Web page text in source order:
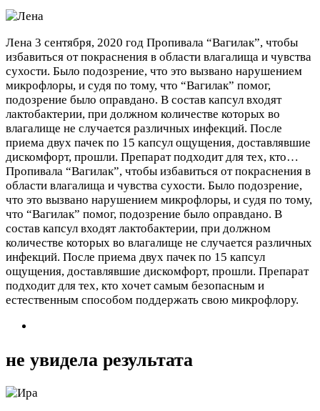
Лена 3 сентября, 2020 год Пропивала “Вагилак”, чтобы
избавиться от покраснения в области влагалища и чувства
сухости. Было подозрение, что это вызвано нарушением
микрофлоры, и судя по тому, что “Вагилак” помог,
подозрение было оправдано. В состав капсул входят
лактобактерии, при должном количестве которых во
влагалище не случается различных инфекций. После
приема двух пачек по 15 капсул ощущения, доставлявшие
дискомфорт, прошли. Препарат подходит для тех, кто…
Пропивала “Вагилак”, чтобы избавиться от покраснения в
области влагалища и чувства сухости. Было подозрение,
что это вызвано нарушением микрофлоры, и судя по тому,
что “Вагилак” помог, подозрение было оправдано. В
состав капсул входят лактобактерии, при должном
количестве которых во влагалище не случается различных
инфекций. После приема двух пачек по 15 капсул
ощущения, доставлявшие дискомфорт, прошли. Препарат
подходит для тех, кто хочет самым безопасным и
естественным способом поддержать свою микрофлору.
не увидела результата